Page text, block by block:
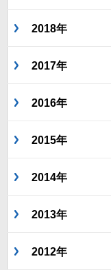
2018年
2017年
2016年
2015年
2014年
2013年
2012年